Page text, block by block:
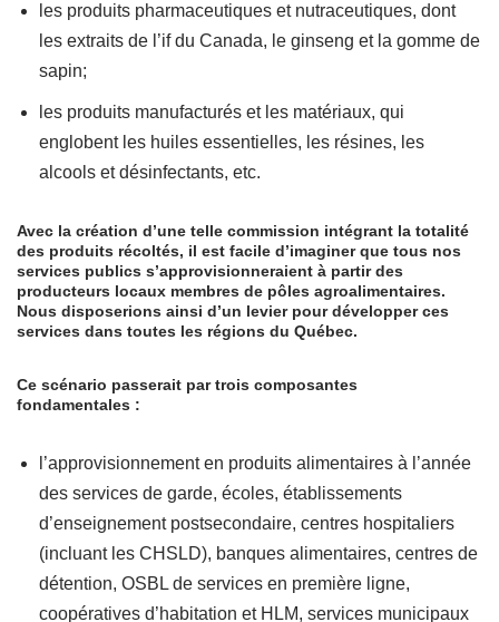
les produits pharmaceutiques et nutraceutiques, dont
les extraits de l’if du Canada, le ginseng et la gomme de
sapin;
les produits manufacturés et les matériaux, qui
englobent les huiles essentielles, les résines, les
alcools et désinfectants, etc.
Avec la création d’une telle commission intégrant la totalité
des produits récoltés, il est facile d’imaginer que tous nos
services publics s’approvisionneraient à partir des
producteurs locaux membres de pôles agroalimentaires.
Nous disposerions ainsi d’un levier pour développer ces
services dans toutes les régions du Québec.
Ce scénario passerait par trois composantes
fondamentales :
l’approvisionnement en produits alimentaires à l’année
des services de garde, écoles, établissements
d’enseignement postsecondaire, centres hospitaliers
(incluant les CHSLD), banques alimentaires, centres de
détention, OSBL de services en première ligne,
coopératives d’habitation et HLM, services municipaux